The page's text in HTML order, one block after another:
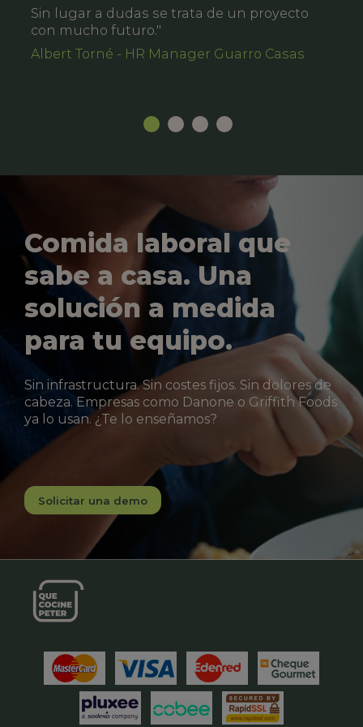
Sin lugar a dudas se trata de un proyecto
con mucho futuro."
Albert Torné - HR Manager Guarro Casas
Comida laboral que
sabe a casa. Una
solución a medida
para tu equipo.
Sin infrastructura. Sin costes fijos. Sin dolores de
cabeza. Empresas como Danone o Griffith Foods
ya lo usan. ¿Te lo enseñamos?
Solicitar una demo